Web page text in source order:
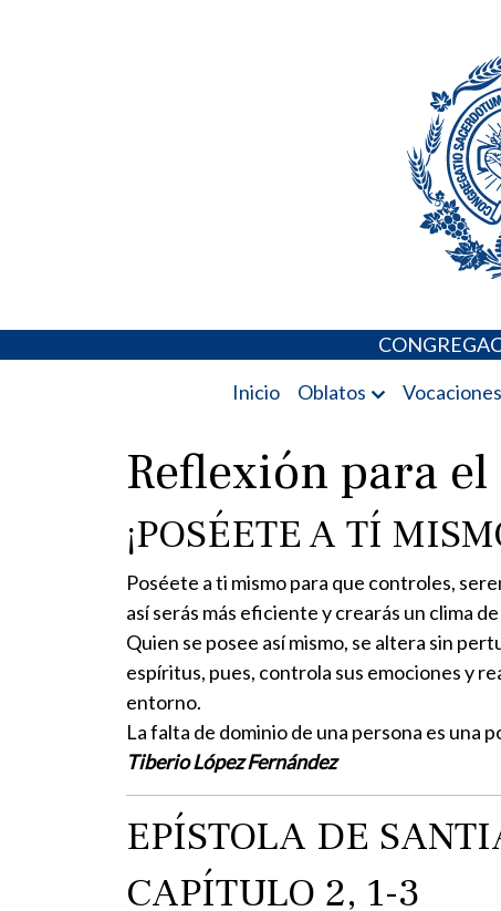
Inicio
Oblatos Vocaciones
Reflexión para el
¡POSÉETE A TÍ
Poséete a ti mismo para que controles,
así serás más eficiente y crearás un clima
Quien se posee así mismo, se altera sin
espíritus, pues, controla sus emociones y
entorno.
La falta de dominio de una persona es una
Tiberio López Fernández
EPÍSTOLA DE
CAPÍTULO 2, 1-3